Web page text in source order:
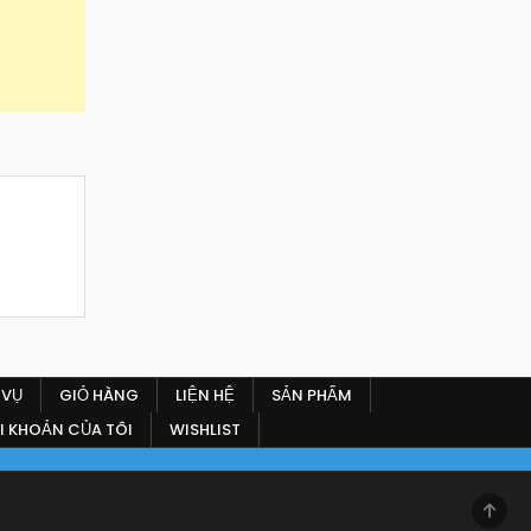
GIỎ HÀNG LIỆN HỆ
SẢN PHẨM
KHOẢN CỦA TÔI WISHLIST